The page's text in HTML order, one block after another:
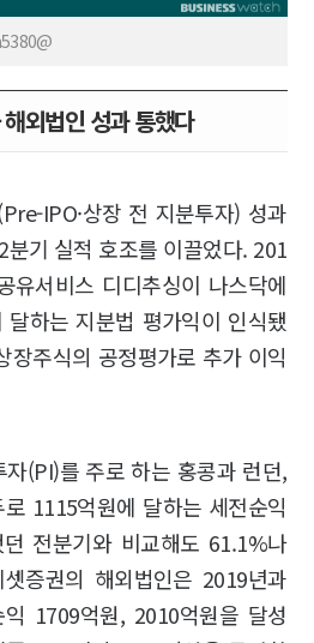
외법인 성과 통했다
IPO·상장 전 지분투자) 성과
기 실적 호조를 이끌었다. 201
유서비스 디디추싱이 나스닥에
하는 지분법 평가익이 인식됐
장주식의 공정평가로 추가 이익
(PI)를 주로 하는 홍콩과 런던,
1115억원에 달하는 세전순익
전분기와 비교해도 61.1%나
증권의 해외법인은 2019년과
1709억원, 2010억원을 달성